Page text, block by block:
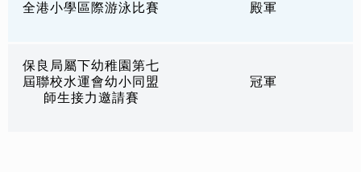
全港小學區際游泳比賽 殿軍
保良局屬下幼稚園第七
屆聯校水運會幼小同盟
師生接力邀請賽
冠軍